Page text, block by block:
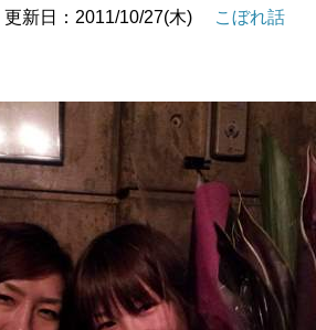
更新日：2011/10/27(木) こぼれ話